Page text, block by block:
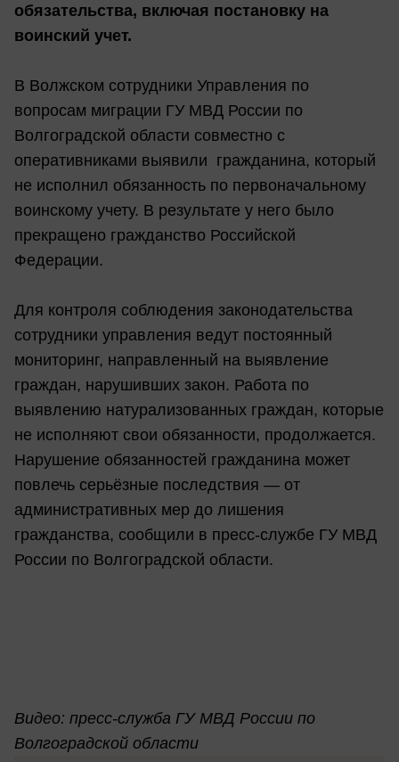
обязательства, включая постановку на
воинский учет.
В Волжском сотрудники Управления по
вопросам миграции ГУ МВД России по
Волгоградской области совместно с
оперативниками выявили гражданина, который
не исполнил обязанность по первоначальному
воинскому учету. В результате у него было
прекращено гражданство Российской
Федерации.
Для контроля соблюдения законодательства
сотрудники управления ведут постоянный
мониторинг, направленный на выявление
граждан, нарушивших закон. Работа по
выявлению натурализованных граждан, которые
не исполняют свои обязанности, продолжается.
Нарушение обязанностей гражданина может
повлечь серьёзные последствия — от
административных мер до лишения
гражданства, сообщили в пресс-службе ГУ МВД
России по Волгоградской области.
Видео: пресс-служба ГУ МВД России по
Волгоградской области